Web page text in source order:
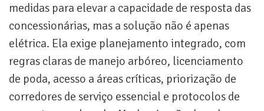
medidas para elevar a capacidade de resposta das
concessionárias, mas a solução não é apenas
elétrica. Ela exige planejamento integrado, com
regras claras de manejo arbóreo, licenciamento
de poda, acesso a áreas críticas, priorização de
corredores de serviço essencial e protocolos de